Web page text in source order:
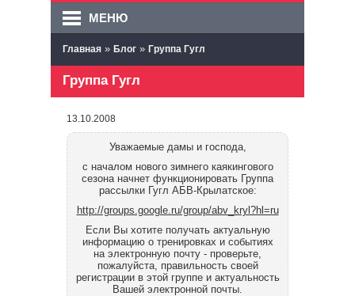
МЕНЮ
Главная » Блог » Группа Гугл
Группа Гугл
13.10.2008
Уважаемые дамы и господа,
с началом нового зимнего каякингового
сезона начнет функционировать Группа
рассылки Гугл АБВ-Крылатское:
http://groups.google.ru/group/abv_kryl?hl=ru
Если Вы хотите получать актуальную
информацию о тренировках и событиях
на электронную почту - проверьте,
пожалуйста, правильность своей
регистрации в этой группе и актуальность
Вашей электронной почты.